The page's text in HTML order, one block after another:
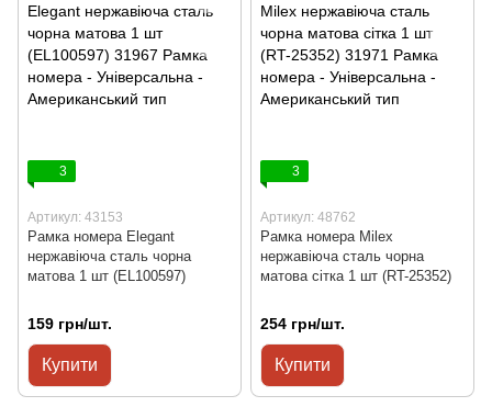
3
Артикул: 43153
Рамка номера Elegant
нержавіюча сталь чорна
матова 1 шт (EL100597)
159 грн/шт.
Купити
3
Артикул: 48762
Рамка номера Milex
нержавіюча сталь чорна
матова сітка 1 шт (RT-25352)
254 грн/шт.
Купити